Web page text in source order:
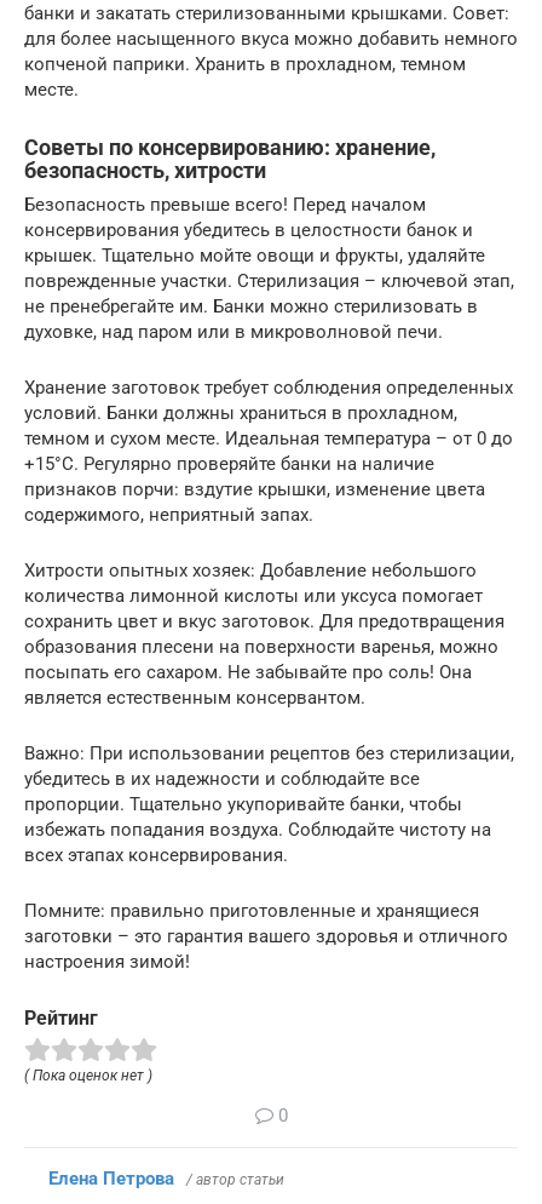
банки и закатать стерилизованными крышками. Совет:
для более насыщенного вкуса можно добавить немного
копченой паприки. Хранить в прохладном, темном
месте.
Советы по консервированию: хранение,
безопасность, хитрости
Безопасность превыше всего! Перед началом
консервирования убедитесь в целостности банок и
крышек. Тщательно мойте овощи и фрукты, удаляйте
поврежденные участки. Стерилизация – ключевой этап,
не пренебрегайте им. Банки можно стерилизовать в
духовке, над паром или в микроволновой печи.
Хранение заготовок требует соблюдения определенных
условий. Банки должны храниться в прохладном,
темном и сухом месте. Идеальная температура – от 0 до
+15°C. Регулярно проверяйте банки на наличие
признаков порчи: вздутие крышки, изменение цвета
содержимого, неприятный запах.
Хитрости опытных хозяек: Добавление небольшого
количества лимонной кислоты или уксуса помогает
сохранить цвет и вкус заготовок. Для предотвращения
образования плесени на поверхности варенья, можно
посыпать его сахаром. Не забывайте про соль! Она
является естественным консервантом.
Важно: При использовании рецептов без стерилизации,
убедитесь в их надежности и соблюдайте все
пропорции. Тщательно укупоривайте банки, чтобы
избежать попадания воздуха. Соблюдайте чистоту на
всех этапах консервирования.
Помните: правильно приготовленные и хранящиеся
заготовки – это гарантия вашего здоровья и отличного
настроения зимой!
Рейтинг
( Пока оценок нет )
0
Елена Петрова / автор статьи